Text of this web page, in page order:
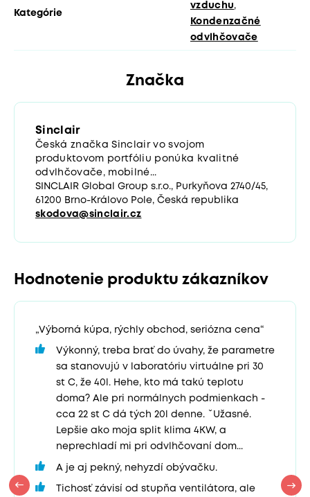
Kategórie
vzduchu,
Kondenzačné
odvlhčovače
Značka
Sinclair
Česká značka Sinclair vo svojom
produktovom portfóliu ponúka kvalitné
odvlhčovače, mobilné...
SINCLAIR Global Group s.r.o., Purkyňova 2740/45,
61200 Brno-Královo Pole, Česká republika
skodova@sinclair.cz
Hodnotenie produktu zákazníkov
„Výborná kúpa, rýchly obchod, seriózna cena“
Výkonný, treba brať do úvahy, že parametre
sa stanovujú v laboratóriu virtuálne pri 30
st C, že 40l. Hehe, kto má takú teplotu
doma? Ale pri normálnych podmienkach -
cca 22 st C dá tých 20l denne. ˇUžasné.
Lepšie ako moja split klima 4KW, a
neprechladí mi pri odvlhčovaní dom...
A je aj pekný, nehyzdí obývačku.
Tichosť závisí od stupňa ventilátora, ale